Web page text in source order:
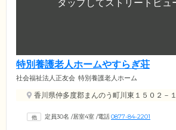
特別養護老人ホームやすらぎ荘
社会福祉法人正友会 特別養護老人ホーム
香川県仲多度郡まんのう町川東１５０２－１
定員30名 /居室4室 /電話0877-84-2201